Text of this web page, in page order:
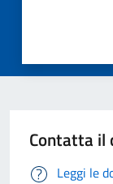
Contatta il
Leggi le